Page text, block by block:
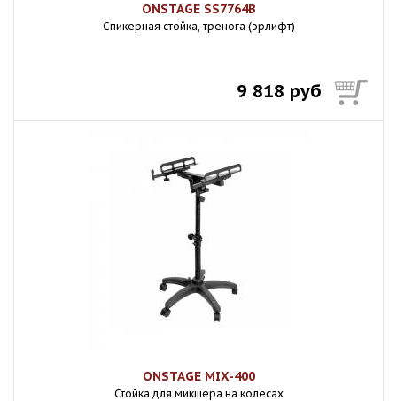
ONSTAGE SS7764B
Спикерная стойка, тренога (эрлифт)
9 818 руб
ONSTAGE MIX-400
Стойка для микшера на колесах